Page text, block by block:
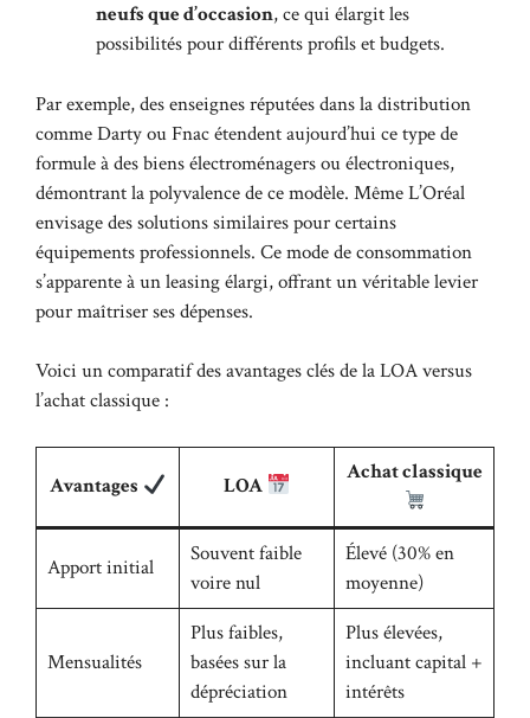
neufs que d’occasion, ce qui élargit les
possibilités pour différents profils et budgets.
Par exemple, des enseignes réputées dans la distribution
comme Darty ou Fnac étendent aujourd’hui ce type de
formule à des biens électroménagers ou électroniques,
démontrant la polyvalence de ce modèle. Même L’Oréal
envisage des solutions similaires pour certains
équipements professionnels. Ce mode de consommation
s’apparente à un leasing élargi, offrant un véritable levier
pour maîtriser ses dépenses.
Voici un comparatif des avantages clés de la LOA versus
l’achat classique :
Avantages LOA
Achat classique
Apport initial
Souvent faible
voire nul
Élevé (30% en
moyenne)
Mensualités
Plus faibles,
basées sur la
dépréciation
Plus élevées,
incluant capital +
intérêts